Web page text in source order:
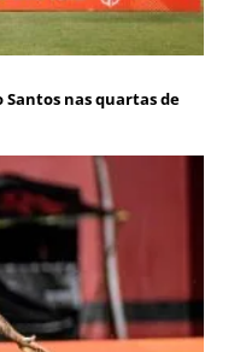
Santos nas quartas de